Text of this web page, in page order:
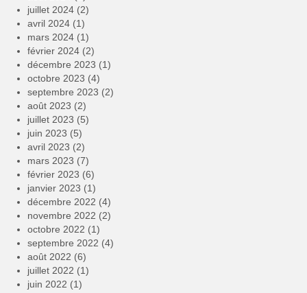
juillet 2024 (2)
avril 2024 (1)
mars 2024 (1)
février 2024 (2)
décembre 2023 (1)
octobre 2023 (4)
septembre 2023 (2)
août 2023 (2)
juillet 2023 (5)
juin 2023 (5)
avril 2023 (2)
mars 2023 (7)
février 2023 (6)
janvier 2023 (1)
décembre 2022 (4)
novembre 2022 (2)
octobre 2022 (1)
septembre 2022 (4)
août 2022 (6)
juillet 2022 (1)
juin 2022 (1)